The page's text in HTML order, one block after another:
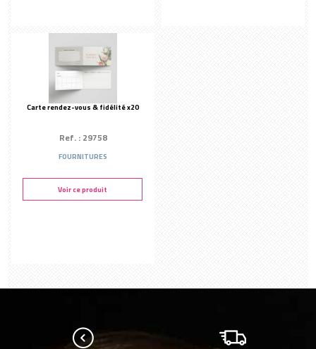
Carte rendez-vous & fidélité x20
Ref. : 29758
FOURNITURES
Voir ce produit